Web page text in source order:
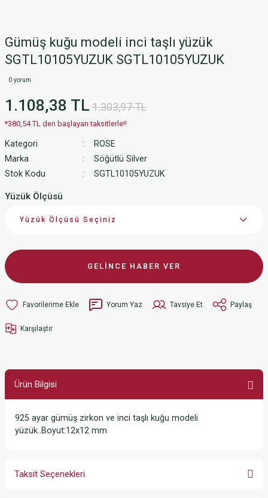
Gümüş kuğu modeli inci taşlı yüzük
SGTL10105YUZUK SGTL10105YUZUK
0 yorum
1.108,38 TL 1.303,97 TL
*380,54 TL den başlayan taksitlerle!!
Kategori
ROSE
Marka
Söğütlü Silver
Stok Kodu
SGTL10105YUZUK
Yüzük Ölçüsü
GELİNCE HABER VER
Yorum Yaz Tavsiye Et Paylaş
Karşılaştır
Ürün Bilgisi
925 ayar gümüş zirkon ve inci taşlı kuğu modeli
yüzük..Boyut:12x12 mm
Taksit Seçenekleri